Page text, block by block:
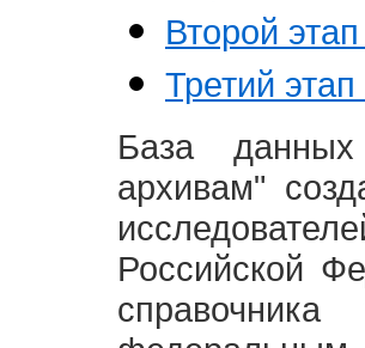
Второй
Третий
База
архивам"
Российской